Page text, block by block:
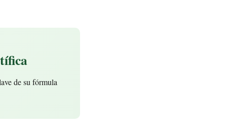
de su fórmula